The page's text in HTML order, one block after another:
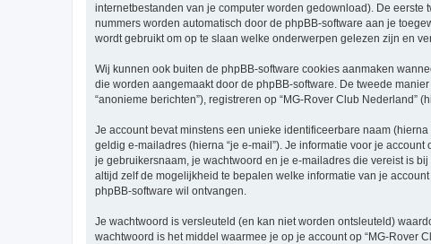
internetbestanden van je computer worden gedownload). De eerste
nummers worden automatisch door de phpBB-software aan je
wordt gebruikt om op te slaan welke onderwerpen gelezen zijn en
Wij kunnen ook buiten de phpBB-software cookies aanmaken
die worden aangemaakt door de phpBB-software. De tweede
“anonieme berichten”), registreren op “MG-Rover Club Nederland”
Je account bevat minstens een unieke identificeerbare naam
geldig e-mailadres (hierna “je e-mail”). Je informatie voor je
je gebruikersnaam, je wachtwoord en je e-mailadres die vereist is
altijd zelf de mogelijkheid te bepalen welke informatie van je
phpBB-software wil ontvangen.
Je wachtwoord is versleuteld (en kan niet worden ontsleuteld)
wachtwoord is het middel waarmee je op je account op “MG-Rover